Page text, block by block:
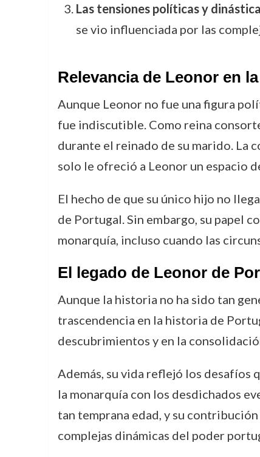
Las tensiones políticas y
se vio influenciada por las
Relevancia de Leonor en
Aunque Leonor no fue una figura
fue indiscutible. Como reina
durante el reinado de su marido. La
solo le ofreció a Leonor un espacio
El hecho de que su único hijo no
de Portugal. Sin embargo, su papel
monarquía, incluso cuando las
El legado de Leonor de
Aunque la historia no ha sido tan
trascendencia en la historia de
descubrimientos y en la
Además, su vida reflejó los desafíos
la monarquía con los desdichados
tan temprana edad, y su
complejas dinámicas del poder